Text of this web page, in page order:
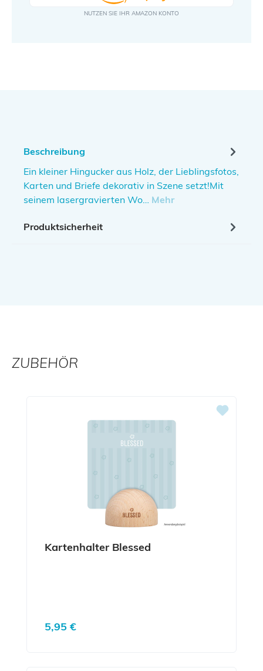
Beschreibung
Ein kleiner Hingucker aus Holz, der Lieblingsfotos,
Karten und Briefe dekorativ in Szene setzt!Mit
seinem lasergravierten Wo… Mehr
Produktsicherheit
ZUBEHÖR
Kartenhalter Blessed
Regulärer Preis:
5,95 €